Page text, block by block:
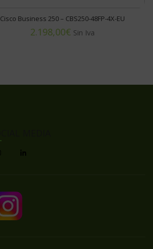
Cisco Business 250 – CBS250-48FP-4X-EU
€